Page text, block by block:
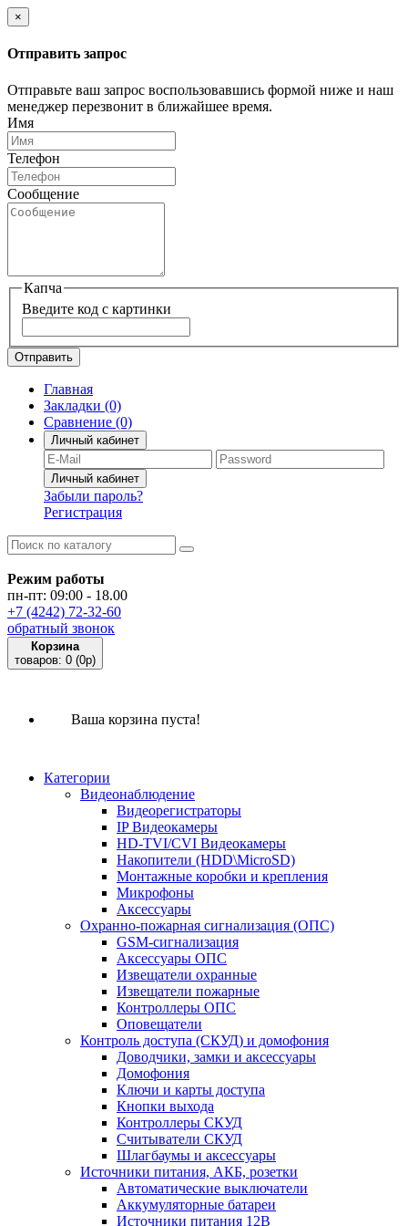
×
Отправить запрос
Отправьте ваш запрос воспользовавшись формой ниже и наш
менеджер перезвонит в ближайшее время.
Имя
Телефон
Сообщение
Капча
Введите код с картинки
Отправить
Главная
Закладки (0)
Сравнение (0)
Личный кабинет
Забыли пароль?
Регистрация
Режим работы
пн-пт: 09:00 - 18.00
+7 (4242) 72-32-60
обратный звонок
Корзина
товаров: 0 (0p)
Ваша корзина пуста!
Категории
Видеонаблюдение
Видеорегистраторы
IP Видеокамеры
HD-TVI/CVI Видеокамеры
Накопители (HDD\MicroSD)
Монтажные коробки и крепления
Микрофоны
Аксессуары
Охранно-пожарная сигнализация (ОПС)
GSM-сигнализация
Аксессуары ОПС
Извещатели охранные
Извещатели пожарные
Контроллеры ОПС
Оповещатели
Контроль доступа (СКУД) и домофония
Доводчики, замки и аксессуары
Домофония
Ключи и карты доступа
Кнопки выхода
Контроллеры СКУД
Считыватели СКУД
Шлагбаумы и аксессуары
Источники питания, АКБ, розетки
Автоматические выключатели
Аккумуляторные батареи
Источники питания 12В